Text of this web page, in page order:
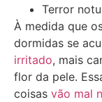
Terror
À medida que
dormidas se
irritado, mais
flor da pele.
coisas vão mal